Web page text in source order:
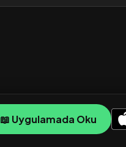
📖 Uygulamada Oku